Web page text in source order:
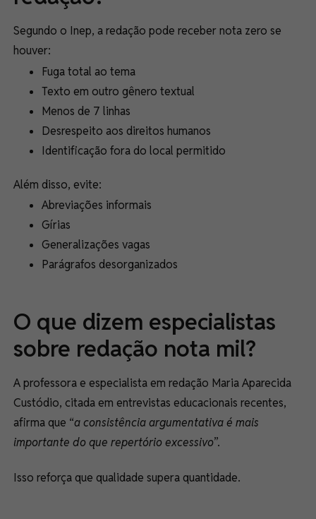
Segundo o Inep, a redação pode receber nota zero se
houver:
Fuga total ao tema
Texto em outro gênero textual
Menos de 7 linhas
Desrespeito aos direitos humanos
Identificação fora do local permitido
Além disso, evite:
Abreviações informais
Gírias
Generalizações vagas
Parágrafos desorganizados
O que dizem especialistas
sobre redação nota mil?
A professora e especialista em redação Maria Aparecida
Custódio, citada em entrevistas educacionais recentes,
afirma que “a consistência argumentativa é mais
importante do que repertório excessivo”.
Isso reforça que qualidade supera quantidade.